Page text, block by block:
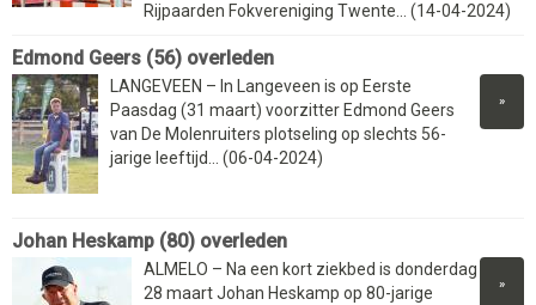
Rijpaarden Fokvereniging Twente... (14-04-2024)
Edmond Geers (56) overleden
»
LANGEVEEN – In Langeveen is op Eerste
Paasdag (31 maart) voorzitter Edmond Geers
van De Molenruiters plotseling op slechts 56-
jarige leeftijd... (06-04-2024)
Johan Heskamp (80) overleden
»
ALMELO – Na een kort ziekbed is donderdag
28 maart Johan Heskamp op 80-jarige